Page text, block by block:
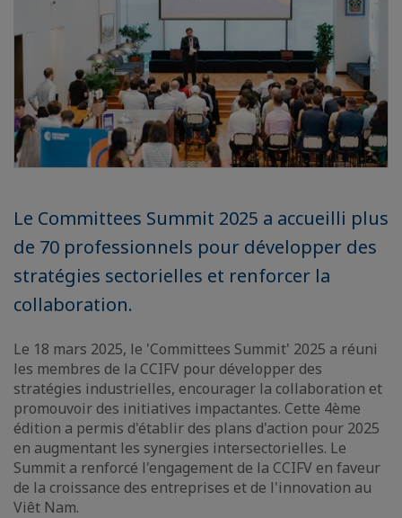
Le Committees Summit 2025 a accueilli plus
de 70 professionnels pour développer des
stratégies sectorielles et renforcer la
collaboration.
Le 18 mars 2025, le 'Committees Summit' 2025 a réuni
les membres de la CCIFV pour développer des
stratégies industrielles, encourager la collaboration et
promouvoir des initiatives impactantes. Cette 4ème
édition a permis d'établir des plans d'action pour 2025
en augmentant les synergies intersectorielles. Le
Summit a renforcé l'engagement de la CCIFV en faveur
de la croissance des entreprises et de l'innovation au
Viêt Nam.